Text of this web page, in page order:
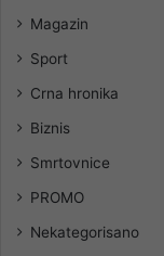
Magazin
Sport
Crna hronika
Biznis
Smrtovnice
PROMO
Nekategorisano